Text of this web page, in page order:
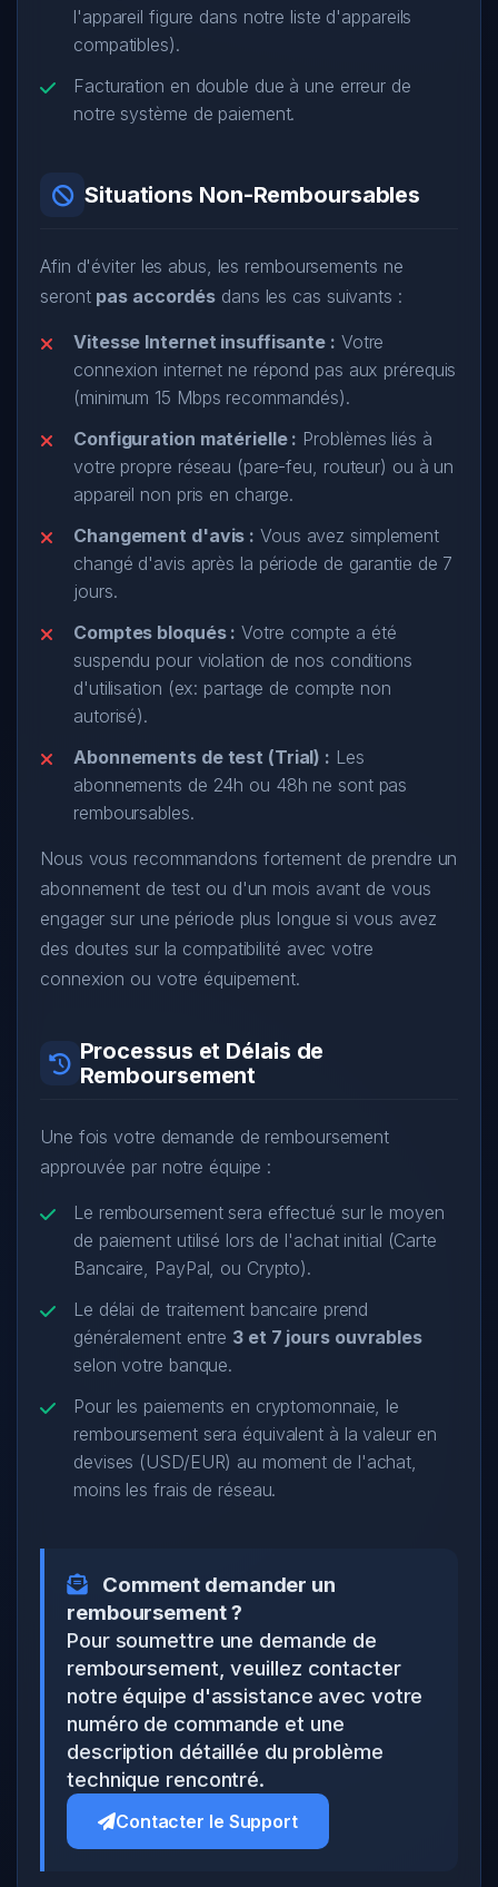
l'appareil figure dans notre liste d'appareils
compatibles).
Facturation en double due à une erreur de
notre système de paiement.
Situations Non-Remboursables
Afin d'éviter les abus, les remboursements ne
seront pas accordés dans les cas suivants :
Vitesse Internet insuffisante : Votre
connexion internet ne répond pas aux prérequis
(minimum 15 Mbps recommandés).
Configuration matérielle : Problèmes liés à
votre propre réseau (pare-feu, routeur) ou à un
appareil non pris en charge.
Changement d'avis : Vous avez simplement
changé d'avis après la période de garantie de 7
jours.
Comptes bloqués : Votre compte a été
suspendu pour violation de nos conditions
d'utilisation (ex: partage de compte non
autorisé).
Abonnements de test (Trial) : Les
abonnements de 24h ou 48h ne sont pas
remboursables.
Nous vous recommandons fortement de prendre un
abonnement de test ou d'un mois avant de vous
engager sur une période plus longue si vous avez
des doutes sur la compatibilité avec votre
connexion ou votre équipement.
Processus et Délais de
Remboursement
Une fois votre demande de remboursement
approuvée par notre équipe :
Le remboursement sera effectué sur le moyen
de paiement utilisé lors de l'achat initial (Carte
Bancaire, PayPal, ou Crypto).
Le délai de traitement bancaire prend
généralement entre 3 et 7 jours ouvrables
selon votre banque.
Pour les paiements en cryptomonnaie, le
remboursement sera équivalent à la valeur en
devises (USD/EUR) au moment de l'achat,
moins les frais de réseau.
Comment demander un
remboursement ?
Pour soumettre une demande de
remboursement, veuillez contacter
notre équipe d'assistance avec votre
numéro de commande et une
description détaillée du problème
technique rencontré.
Contacter le Support